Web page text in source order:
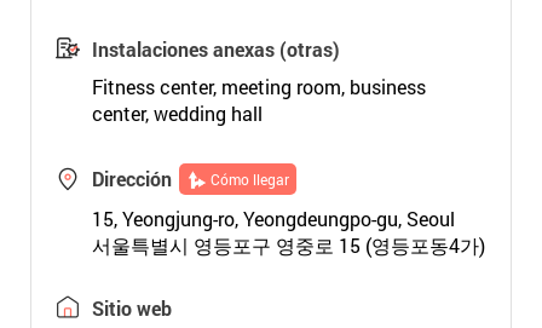
Instalaciones anexas (otras)
Fitness center, meeting room, business
center, wedding hall
Dirección Cómo llegar
15, Yeongjung-ro, Yeongdeungpo-gu, Seoul
서울특별시 영등포구 영중로 15 (영등포동4가)
Sitio web